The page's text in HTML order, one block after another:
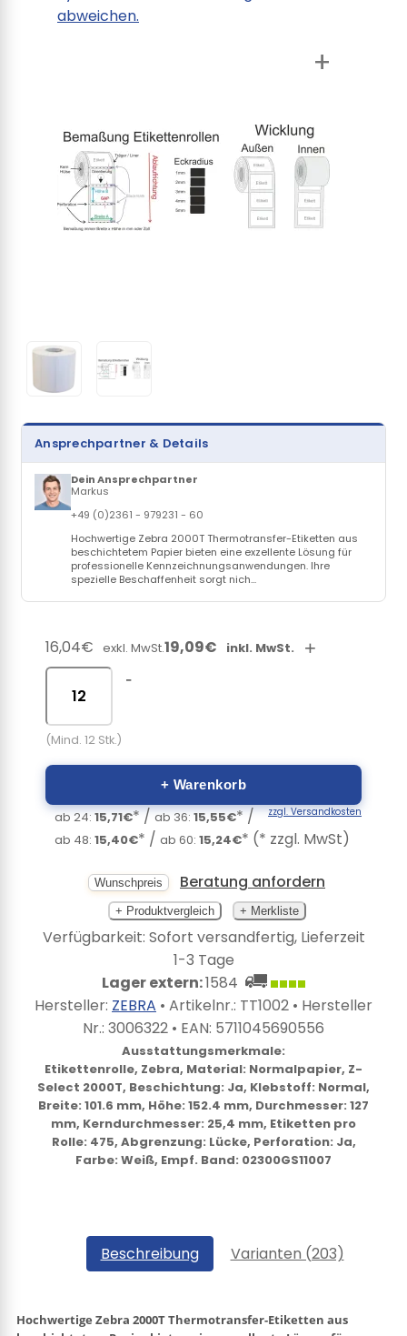
abweichen.
+
Ansprechpartner & Details
Dein Ansprechpartner
Markus
+49 (0)2361 - 979231 - 60
Hochwertige Zebra 2000T Thermotransfer-Etiketten aus
beschichtetem Papier bieten eine exzellente Lösung für
professionelle Kennzeichnungsanwendungen. Ihre
spezielle Beschaffenheit sorgt nich...
16,04€ exkl. MwSt.19,09€ inkl. MwSt.
+
-
(Mind. 12 Stk.)
+ Warenkorb
zzgl. Versandkosten
ab 24: 15,71€* /ab 36: 15,55€* /
ab 48: 15,40€* / ab 60: 15,24€* (* zzgl. MwSt)
Wunschpreis Beratung anfordern
+ Produktvergleich + Merkliste
Verfügbarkeit: Sofort versandfertig, Lieferzeit
1-3 Tage
Lager extern:1584
Hersteller: ZEBRA • Artikelnr.: TT1002 • Hersteller
Nr.: 3006322 • EAN: 5711045690556
Ausstattungsmerkmale:
Etikettenrolle, Zebra, Material: Normalpapier, Z-
Select 2000T, Beschichtung: Ja, Klebstoff: Normal,
Breite: 101.6 mm, Höhe: 152.4 mm, Durchmesser: 127
mm, Kerndurchmesser: 25,4 mm, Etiketten pro
Rolle: 475, Abgrenzung: Lücke, Perforation: Ja,
Farbe: Weiß, Empf. Band: 02300GS11007
Beschreibung Varianten (203)
Hochwertige Zebra 2000TThermotransfer-Etiketten aus